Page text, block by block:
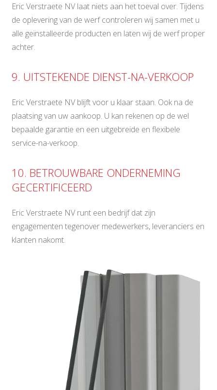
Eric Verstraete NV laat niets aan het toeval over. Tijdens
de oplevering van de werf controleren wij samen met u
alle geïnstalleerde producten en laten wij de werf proper
achter.
9. UITSTEKENDE DIENST-NA-VERKOOP
Eric Verstraete NV blijft voor u klaar staan. Ook na de
plaatsing van uw aankoop. U kan rekenen op de wel
bepaalde garantie en een uitgebreide en flexibele
service-na-verkoop.
10. BETROUWBARE ONDERNEMING
GECERTIFICEERD
Eric Verstraete NV runt een bedrijf dat zijn
engagementen tegenover medewerkers, leveranciers en
klanten nakomt.